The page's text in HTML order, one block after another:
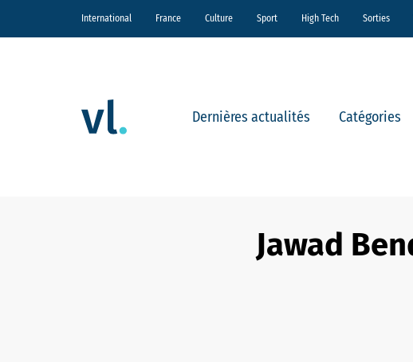
International France Culture Sport High Tech Sorties
Dernières actualités Catégories
Jawad